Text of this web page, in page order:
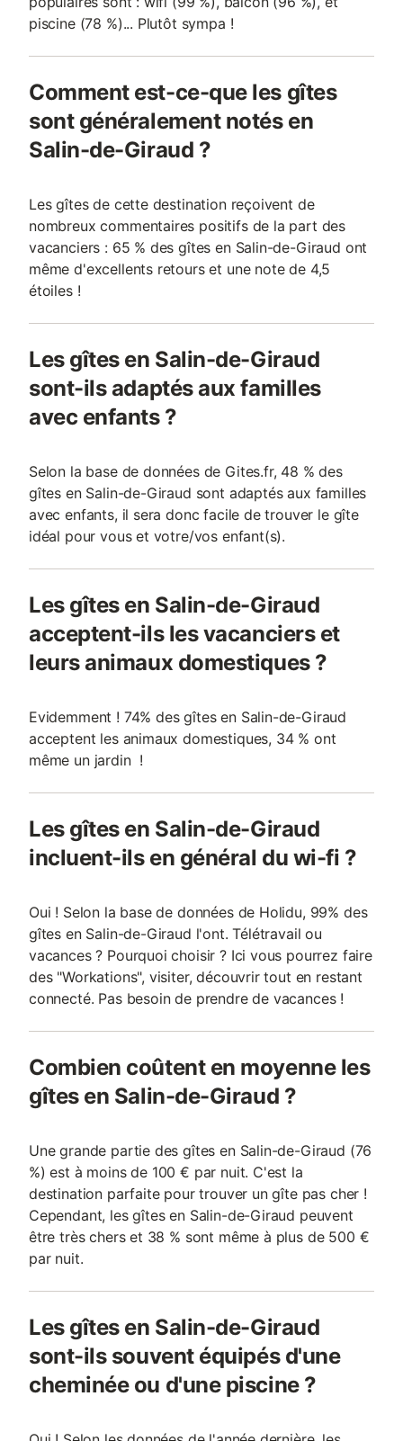
piscine (78 %)... Plutôt sympa !
Comment est-ce-que les gîtes
sont généralement notés en
Salin-de-Giraud ?
Les gîtes de cette destination reçoivent de
nombreux commentaires positifs de la part des
vacanciers : 65 % des gîtes en Salin-de-Giraud ont
même d'excellents retours et une note de 4,5
étoiles !
Les gîtes en Salin-de-Giraud
sont-ils adaptés aux familles
avec enfants ?
Selon la base de données de Gites.fr, 48 % des
gîtes en Salin-de-Giraud sont adaptés aux familles
avec enfants, il sera donc facile de trouver le gîte
idéal pour vous et votre/vos enfant(s).
Les gîtes en Salin-de-Giraud
acceptent-ils les vacanciers et
leurs animaux domestiques ?
Evidemment ! 74% des gîtes en Salin-de-Giraud
acceptent les animaux domestiques, 34 % ont
même un jardin !
Les gîtes en Salin-de-Giraud
incluent-ils en général du wi-fi ?
Oui ! Selon la base de données de Holidu, 99% des
gîtes en Salin-de-Giraud l'ont. Télétravail ou
vacances ? Pourquoi choisir ? Ici vous pourrez faire
des "Workations", visiter, découvrir tout en restant
connecté. Pas besoin de prendre de vacances !
Combien coûtent en moyenne les
gîtes en Salin-de-Giraud ?
Une grande partie des gîtes en Salin-de-Giraud (76
%) est à moins de 100 € par nuit. C'est la
destination parfaite pour trouver un gîte pas cher !
Cependant, les gîtes en Salin-de-Giraud peuvent
être très chers et 38 % sont même à plus de 500 €
par nuit.
Les gîtes en Salin-de-Giraud
sont-ils souvent équipés d'une
cheminée ou d'une piscine ?